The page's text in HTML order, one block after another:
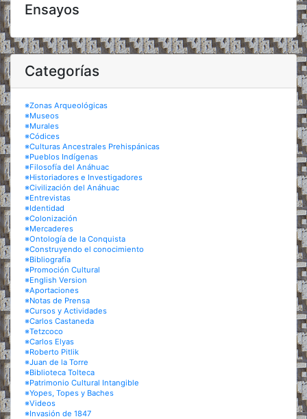
Ensayos
Categorías
※Zonas Arqueológicas
※Museos
※Murales
※Códices
※Culturas Ancestrales Prehispánicas
※Pueblos Indígenas
※Filosofía del Anáhuac
※Historiadores e Investigadores
※Civilización del Anáhuac
※Entrevistas
※Identidad
※Colonización
※Mercaderes
※Ontología de la Conquista
※Construyendo el conocimiento
※Bibliografía
※Promoción Cultural
※English Version
※Aportaciones
※Notas de Prensa
※Cursos y Actividades
※Carlos Castaneda
※Tetzcoco
※Carlos Elyas
※Roberto Pitlik
※Juan de la Torre
※Biblioteca Tolteca
※Patrimonio Cultural Intangible
※Yopes, Topes y Baches
※Videos
※Invasión de 1847